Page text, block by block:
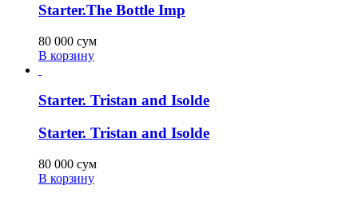
Starter.The Bottle Imp
80 000 сум
В корзину
Starter. Tristan and Isolde
Starter. Tristan and Isolde
80 000 сум
В корзину